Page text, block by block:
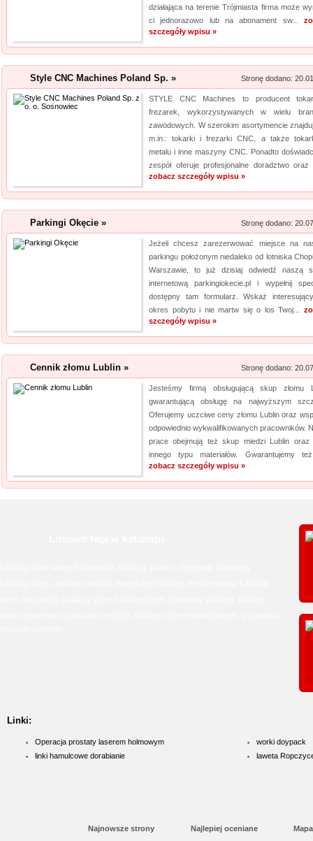
informacji jest naszym
jakim jest ...
Profile aluminiowe
Jesteśmy firmą
produktów, przydatnych tak
obejmuje m. in. wytrzymałe
działająca na terenie Trójmiasta firma może
ci jednorazowo lub na abonament sw...
szczegóły wpisu »
Style CNC Machines Poland Sp. » Stronę dodano:
STYLE CNC Machines to producent
frezarek, wykorzystywanych w wielu
zawodowych. W szerokim asortymencie
m.in.: tokarki i frezarki CNC, a także
metalu i inne maszyny CNC. Ponadto
zespół oferuje profesjonalne doradztwo oraz
zobacz szczegóły wpisu »
Parkingi Okęcie » Stronę dodano:
Jeżeli chcesz zarezerwować miejsce na
parkingu położonym niedaleko od lotniska
Warszawie, to już dzisiaj odwiedź naszą
internetową parkingiokecie.pl i wypełnij
dostępny tam formularz. Wskaż
okres pobytu i nie martw się o los Twoj...
szczegóły wpisu »
Cennik złomu Lublin » Stronę dodano:
Jesteśmy firmą obsługującą skup złomu
gwarantującą obsługę na najwyższym
Oferujemy uczciwe ceny złomu Lublin oraz
odpowiednio wykwalifikowanych pracowników.
prace obejmują też skup miedzi Lublin oraz
innego typu materiałów. Gwarantujemy
zobacz szczegóły wpisu »
Linki:
Operacja prostaty laserem holmowym
linki hamulcowe dorabianie
worki doypack
laweta
Najnowsze strony Najlepiej oceniane